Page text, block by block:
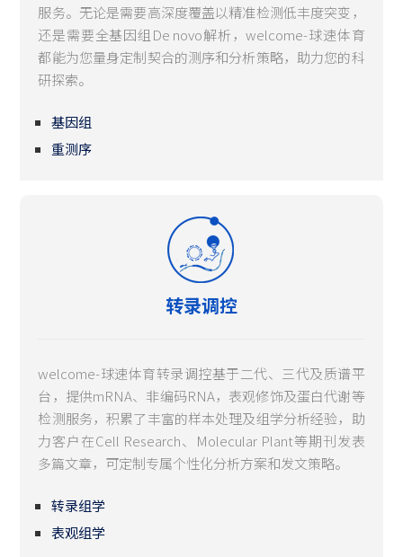
服务。无论是需要高深度覆盖以精准检测低丰度突变，
还是需要全基因组De novo解析，welcome-球速体育
都能为您量身定制契合的测序和分析策略，助力您的科
研探索。
基因组
重测序
转录调控
welcome-球速体育转录调控基于二代、三代及质谱平
台，提供mRNA、非编码RNA，表观修饰及蛋白代谢等
检测服务，积累了丰富的样本处理及组学分析经验，助
力客户在Cell Research、Molecular Plant等期刊发表
多篇文章，可定制专属个性化分析方案和发文策略。
转录组学
表观组学